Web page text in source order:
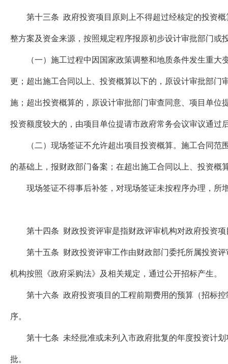
第十三条 政府投资项目原则上不得超过经核定的投资概
整方案及资金来源，按照规定程序报原初步设计审批部门或
（一）施工过程中因国家政策调整和地质条件发生重大
更；超出施工合同以上、投资概算以下的，原设计审批部
施；超出投资概算的，原设计审批部门审查同意、项目单
投资额度较大的，由项目单位提请市政府常务会议审议通过
（二）现场签证不允许超出项目投资概算。施工合同范
的基础上，报财政部门备案；在超出施工合同以上、投资
现场签证不得事后补签，对现场签证未按程序办理，所
第十四条 财政投资评审是指财政评审机构对政府投资项
第十五条 财政投资评审工作由财政部门委托所属投资评
机构按照《政府采购法》及相关规定，通过公开招标产生。
第十六条 政府投资项目的工程前期费用的预算（招标控
序。
第十七条 未经批准或未列入市政府批复的年度投资计划
批。